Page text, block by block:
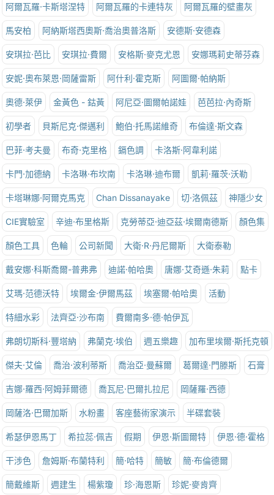
阿爾瓦羅·卡斯塔涅特 阿爾瓦羅的卡連特灰 阿爾瓦羅的壁畫灰
馬安柏 阿納斯塔西奧斯·喬治奧普洛斯 安德斯·安德森
安琪拉·芭比 安琪拉·費爾 安格斯·麥克尤恩 安娜瑪莉史蒂芬森
安妮·奧布萊恩·岡薩雷斯 阿什利·霍克斯 阿圖爾·帕納斯
奧德·萊伊 金黃色 - 鈷黃 阿尼亞·圖爾帕諾娃 芭芭拉·內奇斯
初學者 貝斯尼克·傑邁利 鮑伯·托馬諾維奇 布倫達·斯文森
巴菲·考夫曼 布奇·克里格 鎘色調 卡洛斯·阿韋利諾
卡門·加德納 卡洛琳·布坎南 卡洛琳·迪布爾 凱莉·羅茨·沃勒
卡塔琳娜·阿爾克馬克 Chan Dissanayake 切·洛佩茲 神隱少女
CIE實驗室 辛迪·布里格斯 克勞蒂亞·迪亞茲·埃爾南德斯 顏色集
顏色工具 色輪 公司新聞 大衛·R·丹尼爾斯 大衛泰勒
戴安娜·科斯喬爾-普弗弗 迪諾·帕哈奧 唐娜·艾奇遜·朱莉 點卡
艾瑪·范德沃特 埃爾金·伊爾馬茲 埃塞爾·帕哈奧 活動
特細水彩 法齊亞·沙布南 費爾南多·德·帕伊瓦
弗朗切斯科·豐塔納 弗蘭克·埃伯 週五樂趣 加布里埃爾·斯托克頓
傑夫·艾倫 喬治·波利蒂斯 喬治亞·曼蘇爾 葛爾達·門滕斯 石膏
吉娜·羅西·阿姆菲爾德 喬瓦尼·巴爾扎拉尼 岡薩羅·西德
岡薩洛·巴爾加斯 水粉畫 客座藝術家演示 半碟套裝
希瑟伊恩馬丁 希拉蕊·佩吉 假期 伊恩·斯圖爾特 伊恩·德·霍格
干涉色 詹姆斯·布蘭特利 簡·哈特 簡敏 簡·布倫德爾
簡戴維斯 週建生 楊紫瓊 珍·海恩斯 珍妮·麥肯齊